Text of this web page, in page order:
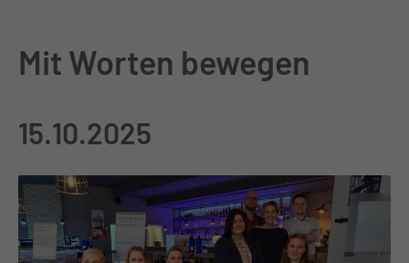
Mit Worten bewegen
15.10.2025